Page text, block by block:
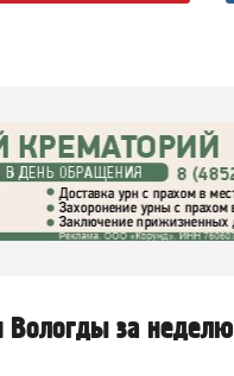
Вологды за неделю